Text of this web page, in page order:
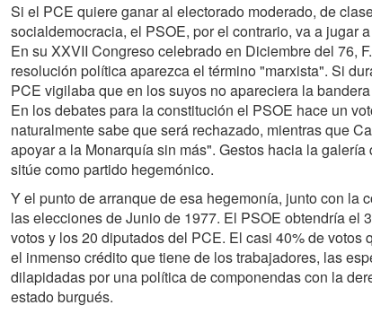
Si el PCE quiere ganar al electorado moderado, de
socialdemocracia, el PSOE, por el contrario, va a jugar
En su XXVII Congreso celebrado en Diciembre del 76,
resolución política aparezca el término "marxista". Si
PCE vigilaba que en los suyos no apareciera la
En los debates para la constitución el PSOE hace un
naturalmente sabe que será rechazado, mientras que
apoyar a la Monarquía sin más". Gestos hacia la
sitúe como partido hegemónico.
Y el punto de arranque de esa hegemonía, junto con la
las elecciones de Junio de 1977. El PSOE obtendría el
votos y los 20 diputados del PCE. El casi 40% de
el inmenso crédito que tiene de los trabajadores, las
dilapidadas por una política de componendas con la
estado burgués.